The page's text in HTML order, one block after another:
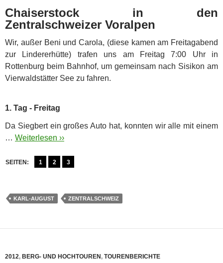
Chaiserstock in den
Zentralschweizer Voralpen
Wir, außer Beni und Carola, (diese kamen am Freitagabend
zur Lindererhütte) trafen uns am Freitag 7:00 Uhr in
Rottenburg beim Bahnhof, um gemeinsam nach Sisikon am
Vierwaldstätter See zu fahren.
1. Tag - Freitag
Da Siegbert ein großes Auto hat, konnten wir alle mit einem
… Weiterlesen ››
SEITEN: 1 2 3
KARL-AUGUST ZENTRALSCHWEIZ
2012, BERG- UND HOCHTOUREN, TOURENBERICHTE